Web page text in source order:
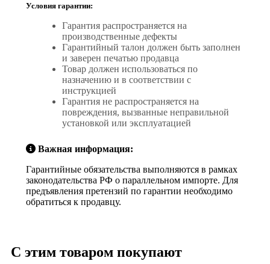
Условия гарантии:
Гарантия распространяется на
производственные дефекты
Гарантийный талон должен быть заполнен
и заверен печатью продавца
Товар должен использоваться по
назначению и в соответствии с
инструкцией
Гарантия не распространяется на
повреждения, вызванные неправильной
установкой или эксплуатацией
Важная информация:
Гарантийные обязательства выполняются в рамках
законодательства РФ о параллельном импорте. Для
предъявления претензий по гарантии необходимо
обратиться к продавцу.
С этим товаром покупают